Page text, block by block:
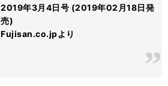
2019年3月4日号 (2019年02月18日発
売)
Fujisan.co.jpより